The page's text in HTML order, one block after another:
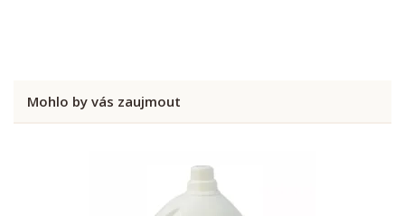
Mohlo by vás zaujmout